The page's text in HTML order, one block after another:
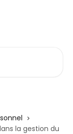
la gestion du